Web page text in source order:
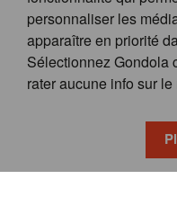
personnaliser les
apparaître en priorité
Sélectionnez Gondola
rater aucune info sur le
©
wieni